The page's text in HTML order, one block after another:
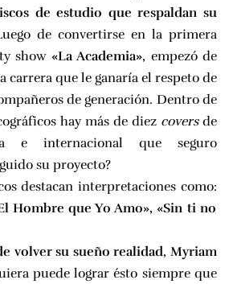
de estudio que respaldan su
de convertirse en la primera
show«La Academia», empezó de
carrera que le ganaría el respeto de
de generación. Dentro de
hay más de diez coversde
e internacional que seguro
su proyecto?
destacan interpretaciones como:
Hombre que Yo Amo», «Sin ti no
volver su sueño realidad,Myriam
puede lograr ésto siempre que